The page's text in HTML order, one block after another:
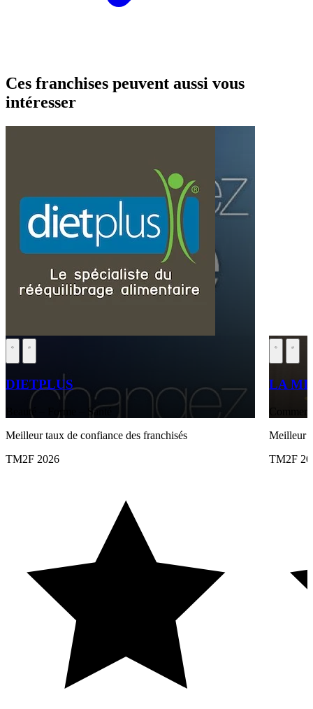
Ces franchises peuvent aussi vous
intéresser
DIETPLUS
Beauté – Forme – Santé
Meilleur taux de confiance des franchisés
TM2F 2026
LA
Meilleur
TM2F